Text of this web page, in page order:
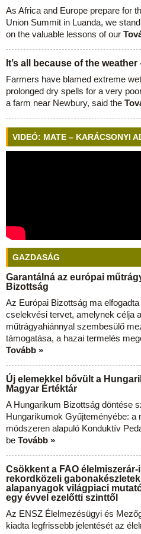
As Africa and Europe prepare for
Union Summit in Luanda, we
on the valuable lessons of our
It’s all because of the
Farmers have blamed extreme
prolonged dry spells for a very
a farm near Newbury, said the
VIDEÓ: MATE – KARÁCSONYI
GAZDASÁG
Garantálná az európai
Bizottság
Az Európai Bizottság ma
cselekvési tervet, amelynek célja
műtrágyahiánnyal szembesülő
támogatása, a hazai termelés
Tovább »
Új elemekkel bővült a
Magyar Értéktár
A Hungarikum Bizottság döntése
Hungarikumok Gyűjteményébe: a
módszeren alapuló Konduktív
be Tovább »
Csökkent a FAO
rekordközeli
alapanyagok világpiaci
egy évvel ezelőtti szinttől
Az ENSZ Élelmezésügyi és
kiadta legfrissebb jelentését az